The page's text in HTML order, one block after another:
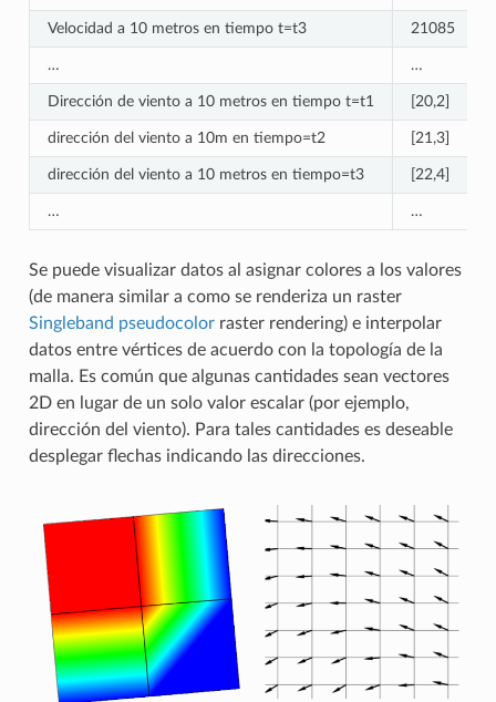
Velocidad a 10 metros en tiempo t=t3 21085
… …
Dirección de viento a 10 metros en tiempo t=t1 [20,2]
dirección del viento a 10m en tiempo=t2 [21,3]
dirección del viento a 10 metros en tiempo=t3 [22,4]
… …
Se puede visualizar datos al asignar colores a los valores
(de manera similar a como se renderiza un raster
Singleband pseudocolorraster rendering) e interpolar
datos entre vértices de acuerdo con la topología de la
malla. Es común que algunas cantidades sean vectores
2D en lugar de un solo valor escalar (por ejemplo,
dirección del viento). Para tales cantidades es deseable
desplegar flechas indicando las direcciones.